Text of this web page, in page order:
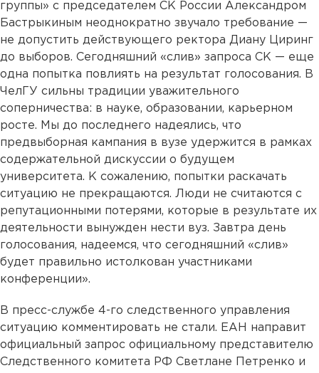
группы» с председателем СК России Александром
Бастрыкиным неоднократно звучало требование —
не допустить действующего ректора Диану Циринг
до выборов. Сегодняшний «слив» запроса СК — еще
одна попытка повлиять на результат голосования. В
ЧелГУ сильны традиции уважительного
соперничества: в науке, образовании, карьерном
росте. Мы до последнего надеялись, что
предвыборная кампания в вузе удержится в рамках
содержательной дискуссии о будущем
университета. К сожалению, попытки раскачать
ситуацию не прекращаются. Люди не считаются с
репутационными потерями, которые в результате их
деятельности вынужден нести вуз. Завтра день
голосования, надеемся, что сегодняшний «слив»
будет правильно истолкован участниками
конференции».
В пресс-службе 4-го следственного управления
ситуацию комментировать не стали. ЕАН направит
официальный запрос официальному представителю
Следственного комитета РФ Светлане Петренко и